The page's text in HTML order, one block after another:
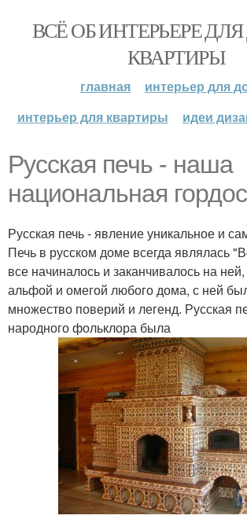
ВСЁ ОБ ИНТЕРЬЕРЕ
КВАРТИРЫ
главная
интерьер для
интерьер для квартиры
идеи
Русская печь - наша
национальная
Русская печь - явление уникальное и
Печь в русском доме всегда являлась
все начиналось и заканчивалось на
альфой и омегой любого дома, с ней
множество поверий и легенд. Русская
народного фольклора была